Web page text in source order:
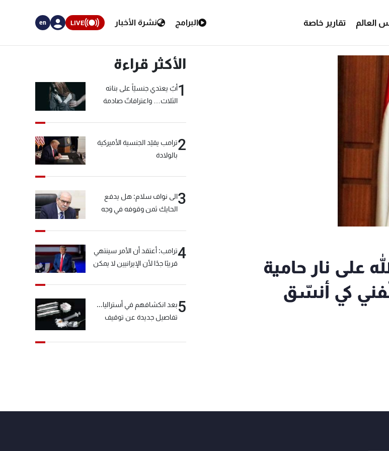
العالم تقارير خاصة البرامج نشرة الأخبار LIVE
en
على نار حامية
كي أنسّق
الأكثر قراءة
1أبٌ يعتدي جنسيّاً على بناته
الثلاث… واعترافاتٌ صادمة
2ترامب يقيّد الجنسية الأميركية
بالولادة
3الى نواف سلام: هل يدفع
الحايك ثمن وقوفه في وجه
4ترامب: أعتقد أن الأمر سينتهي
قريبًا جدًا لأن الإيرانيين لا يمكن
5بعد انكشافهم في أستراليا...
تفاصيل جديدة عن توقيف